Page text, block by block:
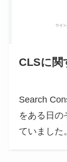
CLSに関
Search
をある日の
ていました